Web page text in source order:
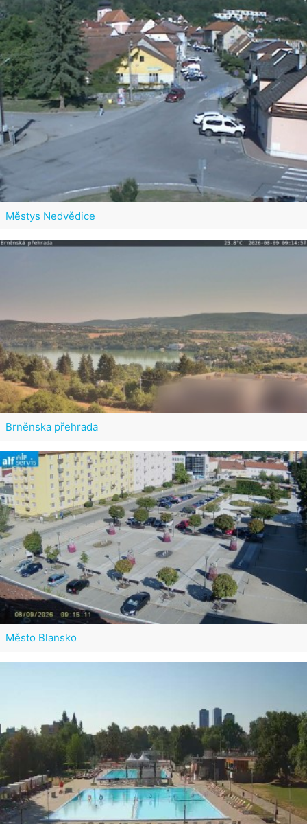
Městys Nedvědice
Brněnska přehrada
Město Blansko